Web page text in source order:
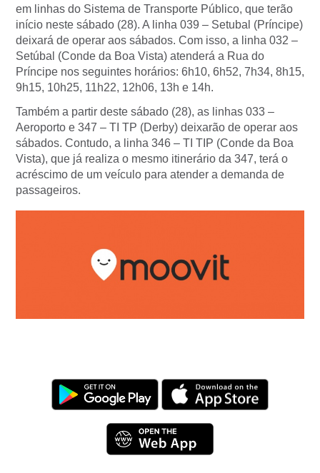
em linhas do Sistema de Transporte Público, que terão
início neste sábado (28). A linha 039 – Setubal (Príncipe)
deixará de operar aos sábados. Com isso, a linha 032 –
Setúbal (Conde da Boa Vista) atenderá a Rua do
Príncipe nos seguintes horários: 6h10, 6h52, 7h34, 8h15,
9h15, 10h25, 11h22, 12h06, 13h e 14h.
Também a partir deste sábado (28), as linhas 033 –
Aeroporto e 347 – TI TP (Derby) deixarão de operar aos
sábados. Contudo, a linha 346 – TI TIP (Conde da Boa
Vista), que já realiza o mesmo itinerário da 347, terá o
acréscimo de um veículo para atender a demanda de
passageiros.